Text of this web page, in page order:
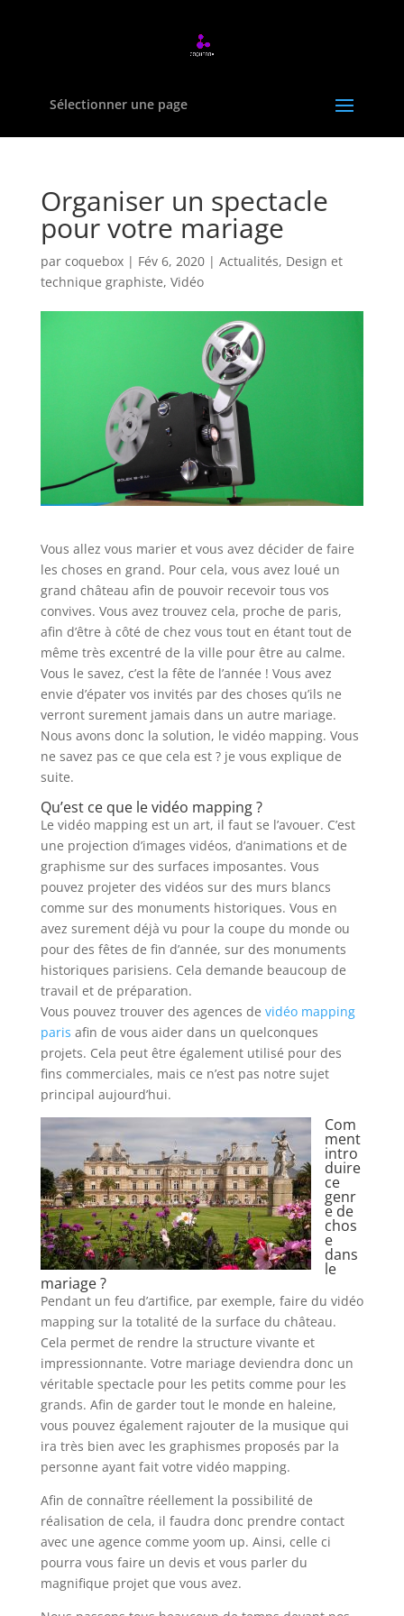
Sélectionner une page
Organiser un spectacle
pour votre mariage
par coquebox| Fév 6, 2020| Actualités, Design et
technique graphiste, Vidéo
Vous allez vous marier et vous avez décider de faire
les choses en grand. Pour cela, vous avez loué un
grand château afin de pouvoir recevoir tous vos
convives. Vous avez trouvez cela, proche de paris,
afin d’être à côté de chez vous tout en étant tout de
même très excentré de la ville pour être au calme.
Vous le savez, c’est la fête de l’année ! Vous avez
envie d’épater vos invités par des choses qu’ils ne
verront surement jamais dans un autre mariage.
Nous avons donc la solution, le vidéo mapping. Vous
ne savez pas ce que cela est ? je vous explique de
suite.
Qu’est ce que le vidéo mapping ?
Le vidéo mapping est un art, il faut se l’avouer. C’est
une projection d’images vidéos, d’animations et de
graphisme sur des surfaces imposantes. Vous
pouvez projeter des vidéos sur des murs blancs
comme sur des monuments historiques. Vous en
avez surement déjà vu pour la coupe du monde ou
pour des fêtes de fin d’année, sur des monuments
historiques parisiens. Cela demande beaucoup de
travail et de préparation.
Vous pouvez trouver des agences de vidéo mapping
paris afin de vous aider dans un quelconques
projets. Cela peut être également utilisé pour des
fins commerciales, mais ce n’est pas notre sujet
principal aujourd’hui.
Com
ment
intro
duire
ce
genr
e de
chos
e
dans
le
mariage ?
Pendant un feu d’artifice, par exemple, faire du vidéo
mapping sur la totalité de la surface du château.
Cela permet de rendre la structure vivante et
impressionnante. Votre mariage deviendra donc un
véritable spectacle pour les petits comme pour les
grands. Afin de garder tout le monde en haleine,
vous pouvez également rajouter de la musique qui
ira très bien avec les graphismes proposés par la
personne ayant fait votre vidéo mapping.
Afin de connaître réellement la possibilité de
réalisation de cela, il faudra donc prendre contact
avec une agence comme yoom up. Ainsi, celle ci
pourra vous faire un devis et vous parler du
magnifique projet que vous avez.